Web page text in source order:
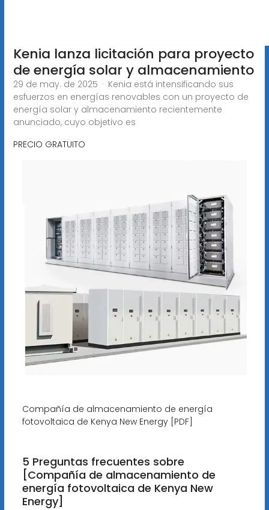
Kenia lanza licitación para proyecto
de energía solar y almacenamiento
29 de may. de 2025 · Kenia está intensificando sus
esfuerzos en energías renovables con un proyecto de
energía solar y almacenamiento recientemente
anunciado, cuyo objetivo es
PRECIO GRATUITO
Compañía de almacenamiento de energía
fotovoltaica de Kenya New Energy [PDF]
5 Preguntas frecuentes sobre
[Compañía de almacenamiento de
energía fotovoltaica de Kenya New
Energy]